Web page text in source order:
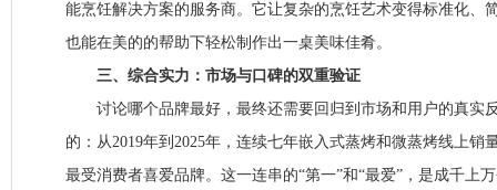
能烹饪解决方案的服务商。它让复杂的烹饪艺术变得标准化、
也能在美的的帮助下轻松制作出一桌美味佳肴。
三、综合实力：市场与口碑的双重验证
讨论哪个品牌最好，最终还需要回归到市场和用户的真实
的：从2019年到2025年，连续七年嵌入式蒸烤和微蒸烤线上销
最受消费者喜爱品牌。这一连串的“第一”和“最爱”，是成千上